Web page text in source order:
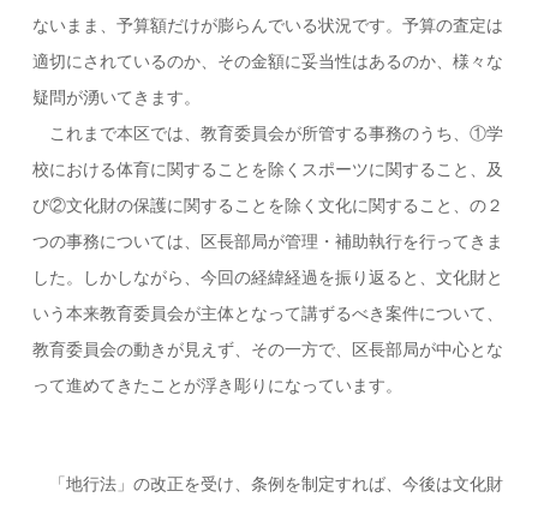
ないまま、予算額だけが膨らんでいる状況です。予算の査定は
適切にされているのか、その金額に妥当性はあるのか、様々な
疑問が湧いてきます。
これまで本区では、教育委員会が所管する事務のうち、①学
校における体育に関することを除くスポーツに関すること、及
び②文化財の保護に関することを除く文化に関すること、の２
つの事務については、区長部局が管理・補助執行を行ってきま
した。しかしながら、今回の経緯経過を振り返ると、文化財と
いう本来教育委員会が主体となって講ずるべき案件について、
教育委員会の動きが見えず、その一方で、区長部局が中心とな
って進めてきたことが浮き彫りになっています。
「地行法」の改正を受け、条例を制定すれば、今後は文化財